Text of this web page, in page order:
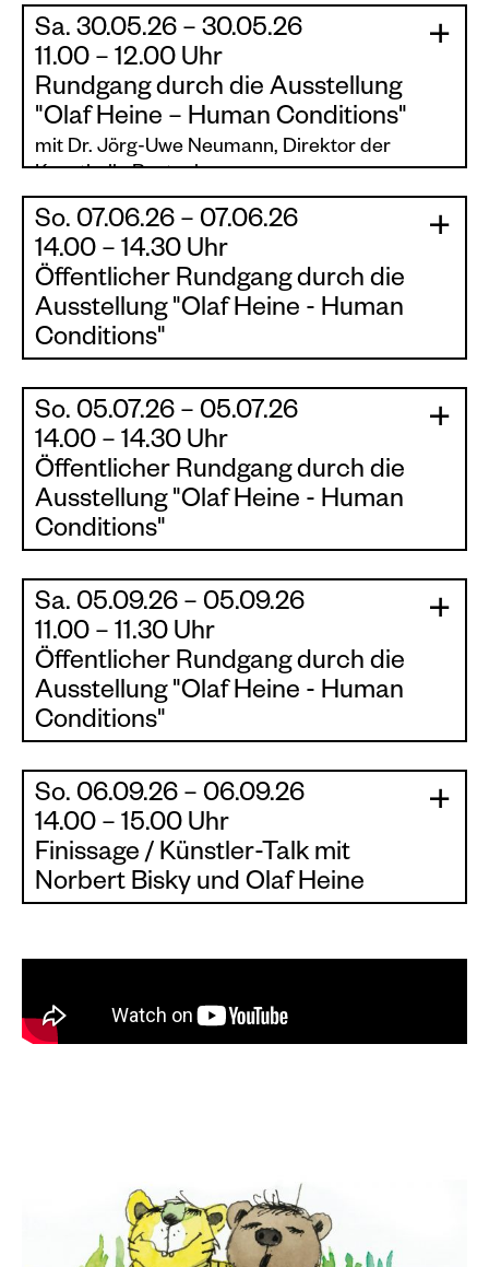
Eintritt Art-Lounge im Gräsergarten | frei
Eintritt Ausstellung, Speedrundgang &
Künstler-Talk | 10 Euro pro Person
Künstlergespräch zur Ausstellung Human
Conditions. Olaf Heine und Andreas Mühe
haben im Feld der Fotografie ihre je eigenen
Bildsprachen entwickelt, die sich mit dem
Menschen und seinem ureigenen Wesen
auseinandersetzen; ganz entsprechend dem
Titel der aktuellen Ausstellung „Human
Conditions“ von Olaf Heine in der Kunsthalle
Rostock. Während der präzise Blick sie eint,
nähern sie sich ihren Motiven auf
unterschiedliche Weise. Heine zog aus und traf
Pop und die Welt. In seinen Portraits erzeugt er
unmittelbare Momente der Nähe und
hinterfragt kreative Schaffensprozesse. Mühe
Geschichte als mehrdeutige Metapher und
Reflexion auf die Gegenwart. Gemeinsam mit
Kunsthistorikerin Dr. Kristina Schrei sprechen
sie über Entstehungsprozesse, Fotografie
zwischen Wahrheit und Wahrhaftigkeit, sowie
ihre Sicht auf die „human conditions“ unserer
& Andreas Mühe ist im Eintrittspreis enthalten.
Eintritt Ausstellung, Speedrundgang &
Künstler-Talk | 10 Euro pro Person
Sa. 30.05.26 – 30.05.26
11.00 – 12.00 Uhr
Rundgang durch die Ausstellung
"Olaf Heine – Human Conditions"
|
|
mit Dr. Jörg-Uwe Neumann, Direktor der
Kunsthalle Rostock.
Der Rundgang ist im Eintritt inklusive.
So. 07.06.26 – 07.06.26
14.00 – 14.30 Uhr
Öffentlicher Rundgang durch die
Ausstellung "Olaf Heine - Human
Conditions"
|
|
So. 05.07.26 – 05.07.26
14.00 – 14.30 Uhr
Öffentlicher Rundgang durch die
Ausstellung "Olaf Heine - Human
Conditions"
|
|
Sa. 05.09.26 – 05.09.26
11.00 – 11.30 Uhr
Öffentlicher Rundgang durch die
Ausstellung "Olaf Heine - Human
Conditions"
|
|
So. 06.09.26 – 06.09.26
14.00 – 15.00 Uhr
Finissage / Künstler-Talk mit
Norbert Bisky und Olaf Heine
|
|
Zum Abschluss der Ausstellung "Human
Gespräch der beiden wichtigen
zeitgenössischen Künstler Norbert Bisky und